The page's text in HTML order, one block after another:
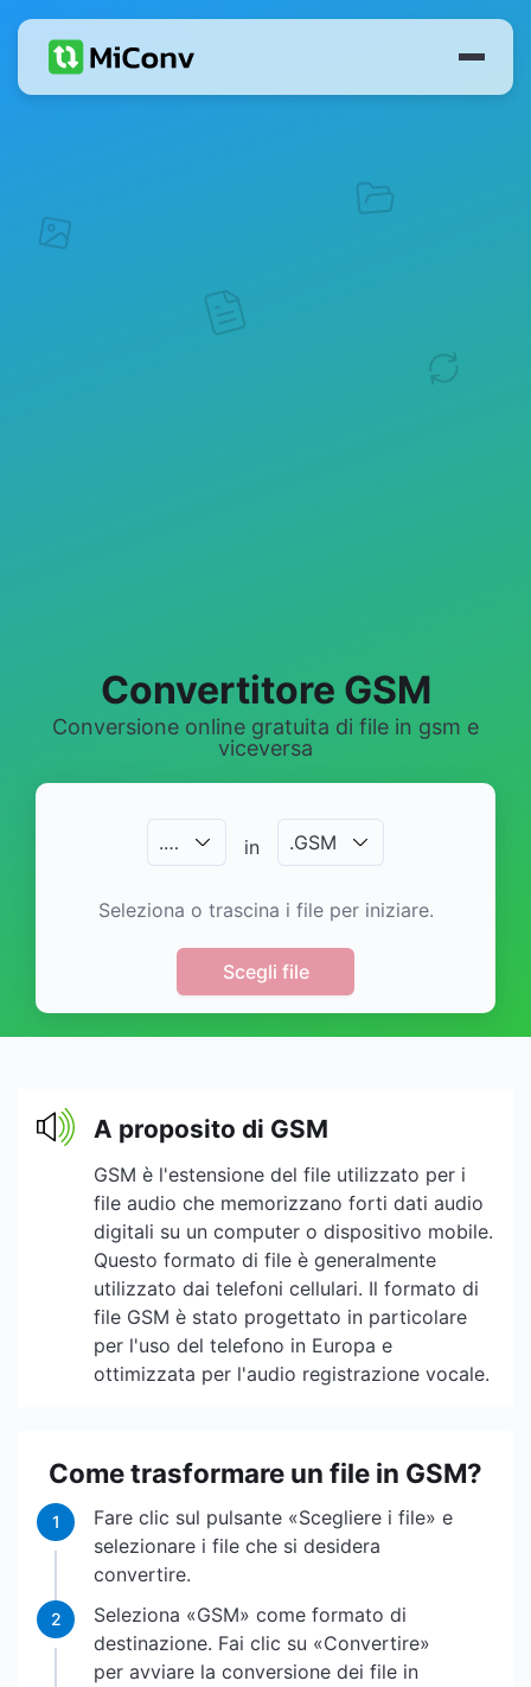
Convertitore GSM
Conversione online gratuita di file in gsm e
viceversa
.… in .GSM
Seleziona o trascina i file per iniziare.
Scegli file
A proposito di GSM
GSM è l'estensione del file utilizzato per i
file audio che memorizzano forti dati audio
digitali su un computer o dispositivo mobile.
Questo formato di file è generalmente
utilizzato dai telefoni cellulari. Il formato di
file GSM è stato progettato in particolare
per l'uso del telefono in Europa e
ottimizzata per l'audio registrazione vocale.
Come trasformare un file in GSM?
1
Fare clic sul pulsante «Scegliere i file» e
selezionare i file che si desidera
convertire.
2
Seleziona «GSM» come formato di
destinazione. Fai clic su «Convertire»
per avviare la conversione dei file in